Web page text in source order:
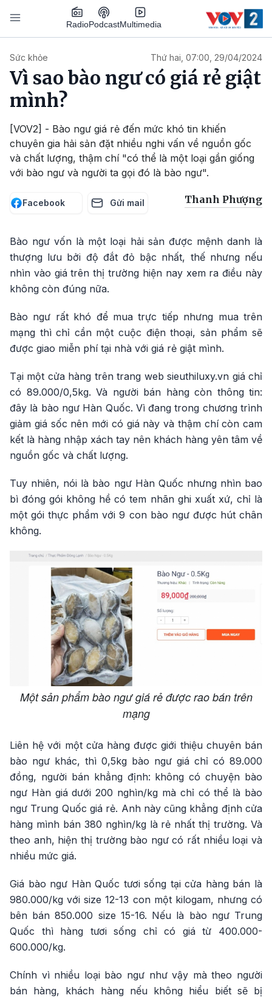
Nhảy đến nội dung
RadioPodcastMultimedia
Sức khỏe Thứ hai, 07:00, 29/04/2024
Vì sao bào ngư có giá rẻ giật
mình?
[VOV2] - Bào ngư giá rẻ đến mức khó tin khiến
chuyên gia hải sản đặt nhiều nghi vấn về nguồn gốc
và chất lượng, thậm chí "có thể là một loại gần giống
với bào ngư và người ta gọi đó là bào ngư".
Facebook Gửi mail Thanh Phượng
Bào ngư vốn là một loại hải sản được mệnh danh là
thượng lưu bởi độ đắt đỏ bậc nhất, thế nhưng nếu
nhìn vào giá trên thị trường hiện nay xem ra điều này
không còn đúng nữa.
Bào ngư rất khó để mua trực tiếp nhưng mua trên
mạng thì chỉ cần một cuộc điện thoại, sản phẩm sẽ
được giao miễn phí tại nhà với giá rẻ giật mình.
Tại một cửa hàng trên trang web sieuthiluxy.vn giá chỉ
có 89.000/0,5kg. Và người bán hàng còn thông tin:
đây là bào ngư Hàn Quốc. Vì đang trong chương trình
giảm giá sốc nên mới có giá này và thậm chí còn cam
kết là hàng nhập xách tay nên khách hàng yên tâm về
nguồn gốc và chất lượng.
Tuy nhiên, nói là bào ngư Hàn Quốc nhưng nhìn bao
bì đóng gói không hề có tem nhãn ghi xuất xứ, chỉ là
một gói thực phẩm với 9 con bào ngư được hút chân
không.
Một sản phẩm bào ngư giá rẻ được rao bán trên
mạng
Liên hệ với một cửa hàng được giới thiệu chuyên bán
bào ngư khác, thì 0,5kg bào ngư giá chỉ có 89.000
đồng, người bán khẳng định: không có chuyện bào
ngư Hàn giá dưới 200 nghìn/kg mà chỉ có thể là bào
ngư Trung Quốc giá rẻ. Anh này cũng khẳng định cửa
hàng mình bán 380 nghìn/kg là rẻ nhất thị trường. Và
theo anh, hiện thị trường bào ngư có rất nhiều loại và
nhiều mức giá.
Giá bào ngư Hàn Quốc tươi sống tại cửa hàng bán là
980.000/kg với size 12-13 con một kilogam, nhưng có
bên bán 850.000 size 15-16. Nếu là bào ngư Trung
Quốc thì hàng tươi sống chỉ có giá từ 400.000-
600.000/kg.
Chính vì nhiều loại bào ngư như vậy mà theo người
bán hàng, khách hàng nếu không hiểu biết sẽ bị